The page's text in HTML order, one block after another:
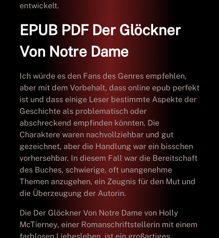
entwickelt.
EPUB PDF Der Glöckner
Von Notre Dame
Ich würde es den Fans des Genres empfehlen,
aber mit dem Vorbehalt, dass online epub perfekt
ist und dass einige Leser bestimmte Aspekte der
Geschichte als problematisch oder
abschreckend empfinden könnten. Die
Charaktere waren nachvollziehbar und gut
gezeichnet, aber die Handlung war ein bisschen
vorhersehbar. In diesem Fall war die Bereitschaft
des Buches, schwierige, oft unangenehme
Themen anzugehen, ein Zeugnis für den Mut und
die Überzeugung der Autorin.
Die Der Glöckner Von Notre Dame von Holly
McTierney, einer Romanschriftstellerin mit einem